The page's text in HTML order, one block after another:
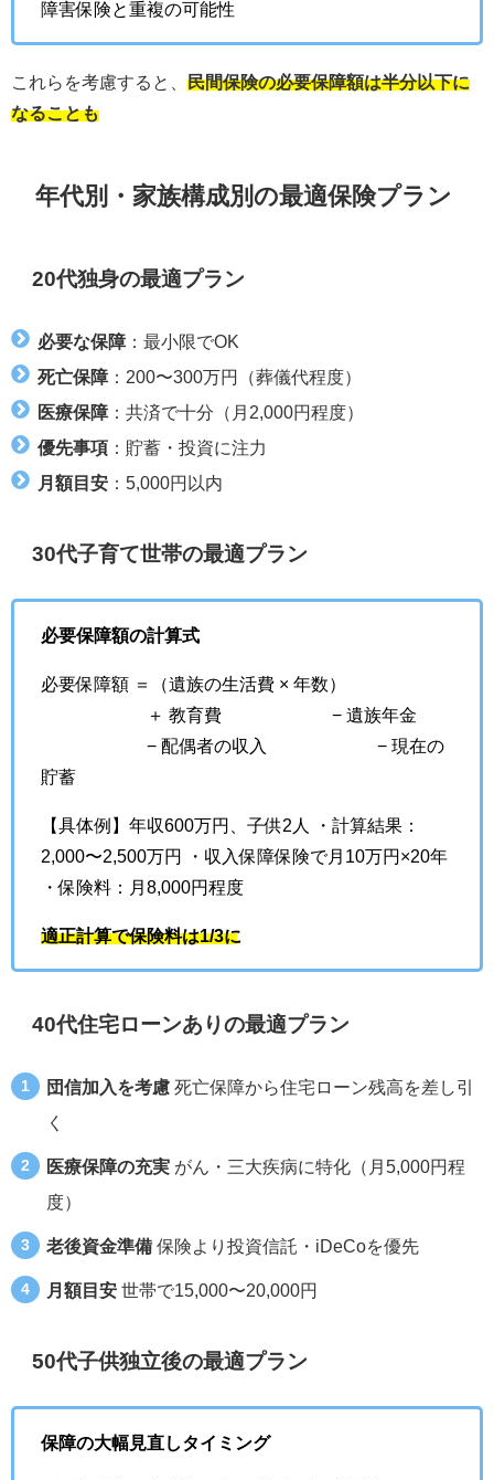
障害保険と重複の可能性
これらを考慮すると、 民間保険の必要保障額は半分以下に
なることも
年代別・家族構成別の最適保険プラン
20代独身の最適プラン
必要な保障 ：最小限でOK
死亡保障 ：200〜300万円（葬儀代程度）
医療保障 ：共済で十分（月2,000円程度）
優先事項 ：貯蓄・投資に注力
月額目安 ：5,000円以内
30代子育て世帯の最適プラン
必要保障額の計算式
必要保障額 ＝（遺族の生活費 × 年数）
＋ 教育費 − 遺族年金
− 配偶者の収入 − 現在の
貯蓄
【具体例】年収600万円、子供2人 ・計算結果：
2,000〜2,500万円 ・収入保障保険で月10万円×20年
・保険料：月8,000円程度
適正計算で保険料は1/3に
40代住宅ローンありの最適プラン
団信加入を考慮 死亡保障から住宅ローン残高を差し引
く
医療保障の充実 がん・三大疾病に特化（月5,000円程
度）
老後資金準備 保険より投資信託・iDeCoを優先
月額目安 世帯で15,000〜20,000円
50代子供独立後の最適プラン
保障の大幅見直しタイミング